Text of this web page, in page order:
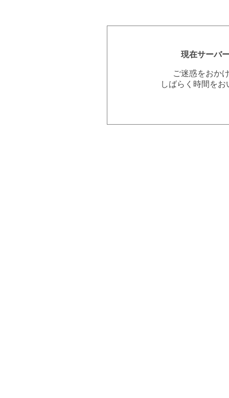
現在サーバ
ご迷惑をおか
しばらく時間を